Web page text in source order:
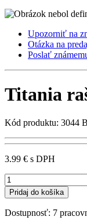
Upozorniť na
Otázka na
Poslať
Titania
Kód produktu: 3044 B
3.99 € s DPH
Dostupnosť: 7